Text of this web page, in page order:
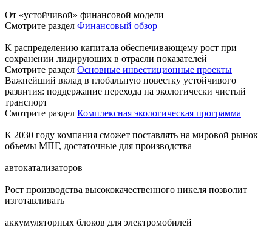
От «устойчивой» финансовой модели
Смотрите раздел Финансовый обзор
К распределению капитала обеспечивающему рост при
сохранении лидирующих в отрасли показателей
Смотрите раздел Основные инвестиционные проекты
Важнейший вклад в глобальную повестку устойчивого
развития: поддержание перехода на экологически чистый
транспорт
Смотрите раздел Комплексная экологическая программа
К 2030 году компания сможет поставлять на мировой рынок
объемы МПГ, достаточные для производства
автокатализаторов
Рост производства высококачественного никеля позволит
изготавливать
аккумуляторных блоков для электромобилей